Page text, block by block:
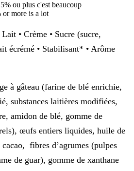
ou plus c'est beaucoup
or more is a lot
Lait • Crème • Sucre (sucre,
écrémé • Stabilisant* • Arôme
à gâteau (farine de blé enrichie,
substances laitières modifiées,
amidon de blé, gomme de
œufs entiers liquides, huile de
fibres d’agrumes (pulpes
de guar), gomme de xanthane